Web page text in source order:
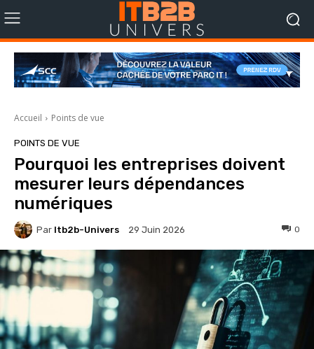
Accueil Points de vue
POINTS DE VUE
Pourquoi les entreprises doivent
mesurer leurs dépendances
numériques
Par Itb2b-Univers 29 Juin 2026 0